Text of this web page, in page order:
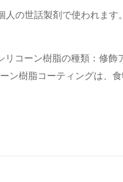
の世話製剤で使われます。
リコーン樹脂の種類：修飾
ン樹脂コーティングは、